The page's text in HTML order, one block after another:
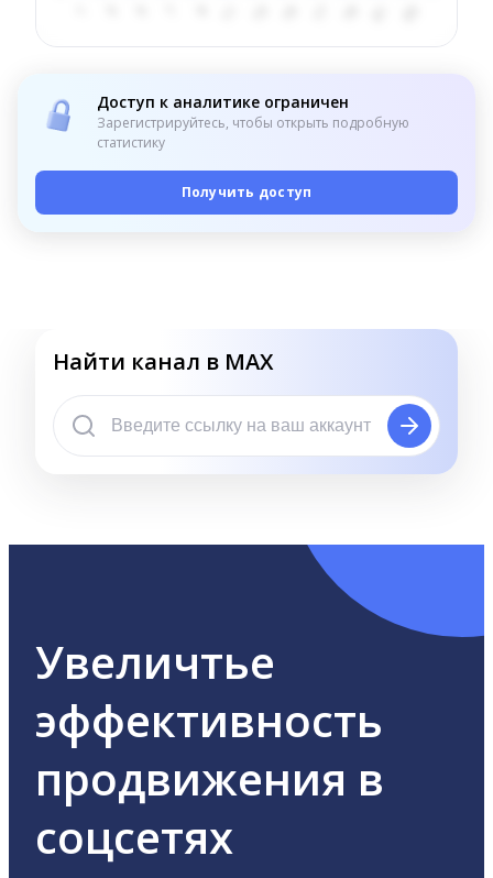
Доступ к аналитике ограничен
Зарегистрируйтесь, чтобы открыть подробную
статистику
Получить доступ
Найти канал в MAX
Увеличтье
эффективность
продвижения в
соцсетях